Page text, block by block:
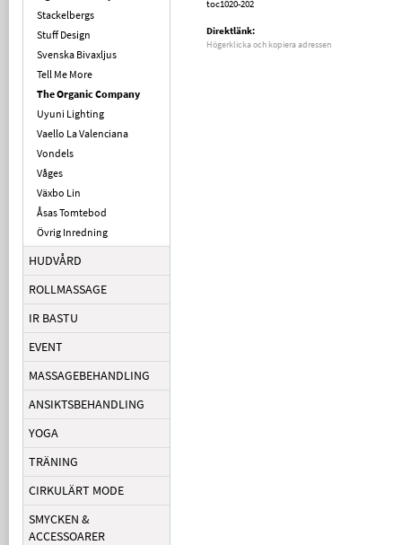
Stackelbergs
Stuff Design
Svenska Bivaxljus
Tell Me More
The Organic Company
Uyuni Lighting
Vaello La Valenciana
Vondels
Våges
Växbo Lin
Åsas Tomtebod
Övrig Inredning
HUDVÅRD
ROLLMASSAGE
IR BASTU
EVENT
MASSAGEBEHANDLING
ANSIKTSBEHANDLING
YOGA
TRÄNING
CIRKULÄRT MODE
SMYCKEN &
ACCESSOARER
toc1020-202
Direktlänk:
Högerklicka och kopiera adressen